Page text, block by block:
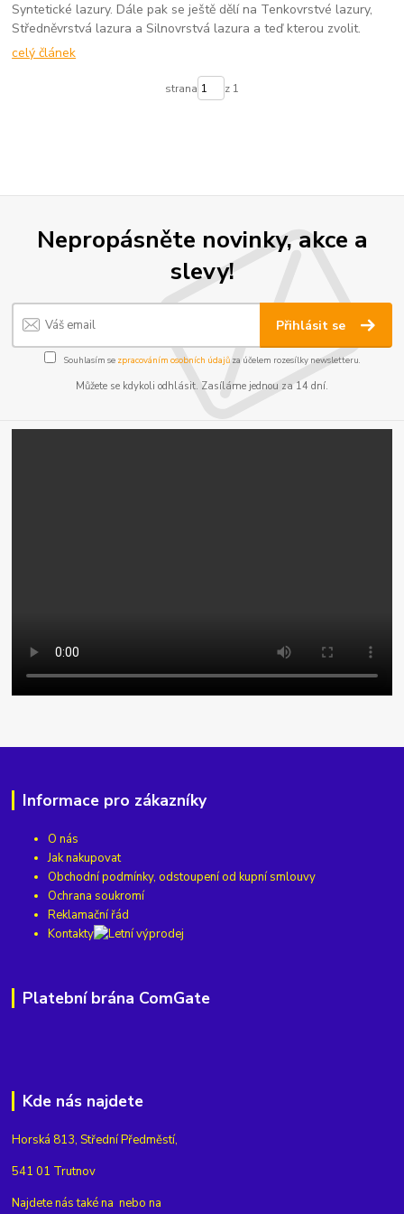
Syntetické lazury. Dále pak se ještě dělí na Tenkovrstvé lazury,
Středněvrstvá lazura a Silnovrstvá lazura a teď kterou zvolit.
celý článek
strana z 1
Nepropásněte novinky, akce a
slevy!
Přihlásit se
Souhlasím se zpracováním osobních údajůza účelem rozesílky newsletteru.
Můžete se kdykoli odhlásit. Zasíláme jednou za 14 dní.
Informace pro zákazníky
O nás
Jak nakupovat
Obchodní podmínky, odstoupení od kupní smlouvy
Ochrana soukromí
Reklamační řád
Kontakty
Platební brána ComGate
Kde nás najdete
Horská 813, Střední Předměstí,
541 01 Trutnov
Najdete nás také na nebo na